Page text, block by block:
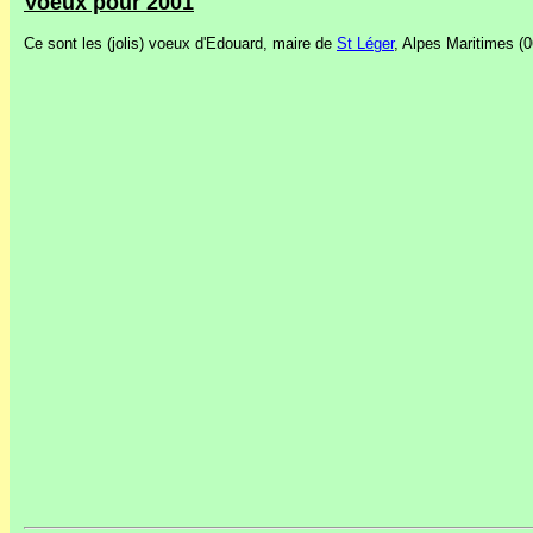
Ce sont les (jolis) voeux d'Edouard, maire de St Léger, Alpes Maritimes